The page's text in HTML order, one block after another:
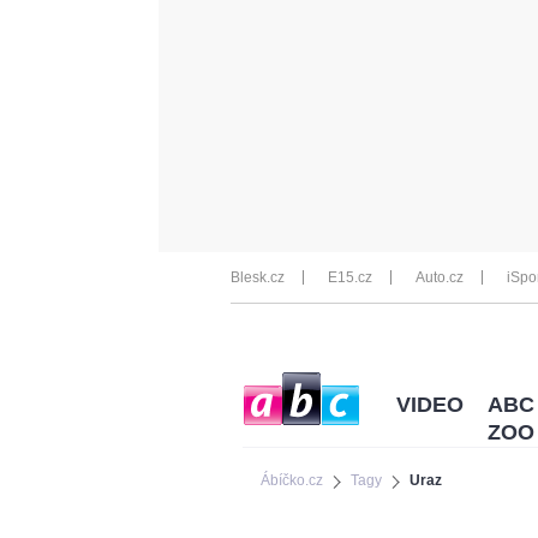
Blesk.cz E15.cz Auto.cz
Ábíčko.cz Tagy Uraz
VIDEO
ABC
ZOO